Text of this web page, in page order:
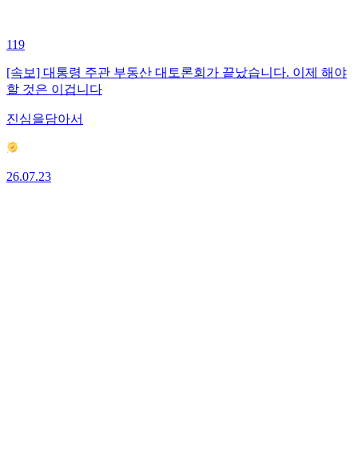
119
[속보] 대통령 주관 부동산 대토론회가 끝났습니다. 이제 해야
할 것은 이겁니다
진심을담아서
26.07.23